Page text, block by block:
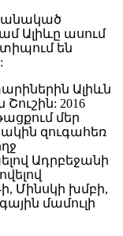
Ալիևը ասում
են
Ալիևն
2016
մեր
զուգահեռ
Ադրբեջանի
Մինսկի խմբի,
մամուլի